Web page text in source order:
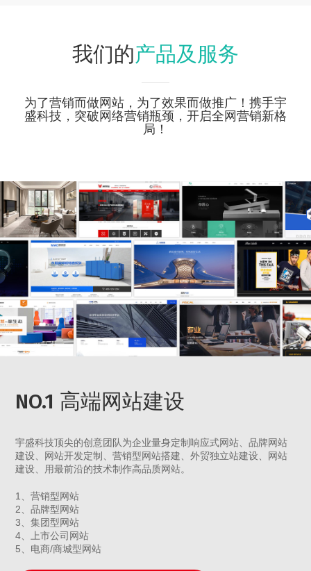
我们的产品及服务
为了营销而做网站，为了效果而做推广！携手宇
盛科技，突破网络营销瓶颈，开启全网营销新格
局！
NO.1 高端网站建设
宇盛科技顶尖的创意团队为企业量身定制响应式网站、品牌网站
建设、网站开发定制、营销型网站搭建、外贸独立站建设、网站
建设、用最前沿的技术制作高品质网站。
1、营销型网站
2、品牌型网站
3、集团型网站
4、上市公司网站
5、电商/商城型网站